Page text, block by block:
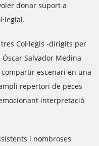
donar suport a
Col·legis -dirigits per
Salvador Medina
compartir escenari en una
repertori de peces
interpretació
i nombroses